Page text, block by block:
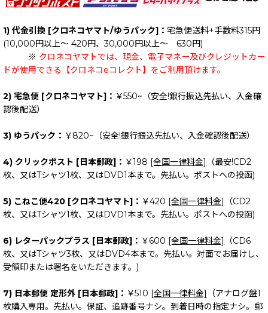
1) 代金引換 [クロネコヤマト/ゆうパック]： 宅急便送料+手数料315円
(10,000円以上～ 420円、30,000円以上～ 630円)
※ クロネコヤマトでは、現金、電子マネー及びクレジットカー
ドが使用できる【クロネコeコレクト】をご利用頂けます。
2) 宅急便 [クロネコヤマト]： ￥550~（安全!銀行振込先払い、入金確
認後配送）
3) ゆうパック： ￥820~（安全!銀行振込先払い、入金確認後配送）
4) クリックポスト [日本郵政]： ￥198 [全国一律料金]
（最安!CD2
枚、又はTシャツ1枚、又はDVD1本まで。先払い。ポストへの投函)
5) こねこ便420 [クロネコヤマト]： ￥420 [全国一律料金]
（CD2
枚、又はTシャツ1枚、又はDVD1本まで。先払い。ポストへの投函)
6) レターパックプラス [日本郵政]： ￥600 [全国一律料金]
（CD6
枚、又はTシャツ3枚、又はDVD4本まで。先払い。対面でお届けし、
受領印または署名をいただきます。)
7) 日本郵便 定形外 [日本郵政]： ￥510 [全国一律料金]
（アナログ盤1
枚購入専用。先払い。保証、追跡番号ナシ。到着日時の指定ナシ。郵